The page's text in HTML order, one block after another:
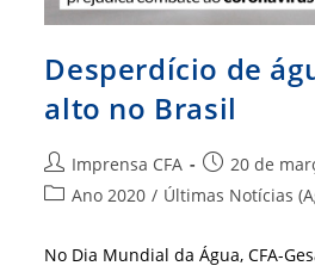
Desperdício de
alto no Brasil
Autor
do
Imprensa CFA
Post
publicado:
20 de
Categoria
post:
Ano 2020 / Últimas Notícias
No Dia Mundial da Água, CFA-